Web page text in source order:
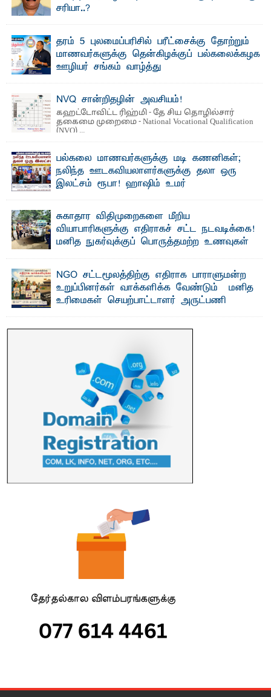
சரியா..?
தரம் 5 புலமைப்பரிசில் பரீட்சைக்கு தோற்றும்
மாணவர்களுக்கு தென்கிழக்குப் பல்கலைக்கழக
ஊழியர் சங்கம் வாழ்த்து
NVQ சான்றிதழின் அவசியம்!
கஹட்டோவிட்ட ரிஹ்மி - தே சிய தொழில்சார்
தகைமை முறைமை - National Vocational Qualification
(NVQ) ...
பல்கலை மாணவர்களுக்கு மடி கணனிகள்;
நலிந்த ஊடகவியலாளர்களுக்கு தலா ஒரு
இலட்சம் ரூபா! ஹாஷிம் உமர்
வழங்கும் திட்டம்
ப ல்கலைக்கழக மாணவர்களின் உயர்கல்வி வாய்ப்புகளை
மேம்படுத்தும் நோக்கில் ஹாஷிம் உமர் பௌண்டேசனால் ...
சுகாதார விதிமுறைகளை மீறிய
வியாபாரிகளுக்கு எதிராகச் சட்ட நடவடிக்கை!
மனித நுகர்வுக்குப் பொருத்தமற்ற உணவுகள்
பாறுக் ஷிஹான்- க ல்முனை பொதுச் சந்தைப் பகுதியில்
சுகாதார விதிமுறைகளை மீறிச் செயற்பட்ட ...
NGO சட்டமூலத்திற்கு எதிராக பாராளுமன்ற
உறுப்பினர்கள் வாக்களிக்க வேண்டும் – மனித
உரிமைகள் செயற்பாட்டாளர் அருட்பணி
ஜே. எப். காமிலா பேகம்- இ லங்கை அரசாங்கம் அரசுசாரா